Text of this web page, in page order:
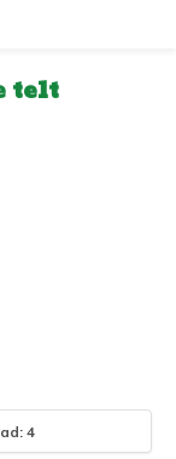
telt
4